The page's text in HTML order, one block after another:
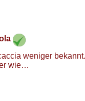
weniger
wie…